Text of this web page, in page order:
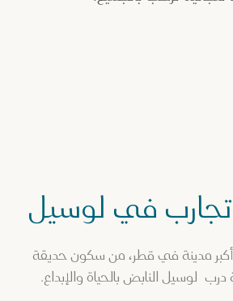
أكبر مدينة في قطر، من سكون حديقة
لوسيل النابض بالحياة والإبداع.